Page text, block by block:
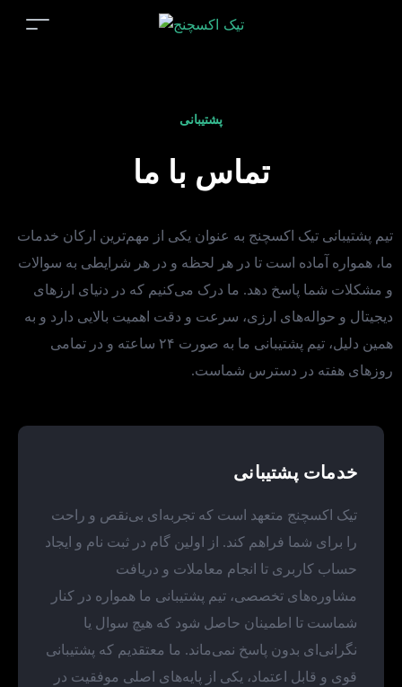
پشتیبانی
تماس با ما
تیم پشتیبانی تیک اکسچنج به عنوان یکی از مهم‌ترین ارکان خدمات
ما، همواره آماده است تا در هر لحظه و در هر شرایطی به سوالات
و مشکلات شما پاسخ دهد. ما درک می‌کنیم که در دنیای ارزهای
دیجیتال و حواله‌های ارزی، سرعت و دقت اهمیت بالایی دارد و به
همین دلیل، تیم پشتیبانی ما به صورت ۲۴ ساعته و در تمامی
روزهای هفته در دسترس شماست.
خدمات پشتیبانی
تیک اکسچنج متعهد است که تجربه‌ای بی‌نقص و راحت
را برای شما فراهم کند. از اولین گام در ثبت نام و ایجاد
حساب کاربری تا انجام معاملات و دریافت
مشاوره‌های تخصصی، تیم پشتیبانی ما همواره در کنار
شماست تا اطمینان حاصل شود که هیچ سوال یا
نگرانی‌ای بدون پاسخ نمی‌ماند. ما معتقدیم که پشتیبانی
قوی و قابل اعتماد، یکی از پایه‌های اصلی موفقیت در